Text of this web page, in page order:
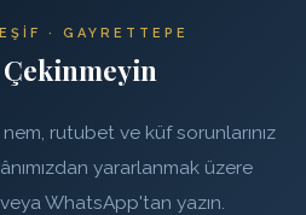
· GAYRETTEPE
rutubet ve küf sorunlarınız
yararlanmak üzere
WhatsApp'tan yazın.